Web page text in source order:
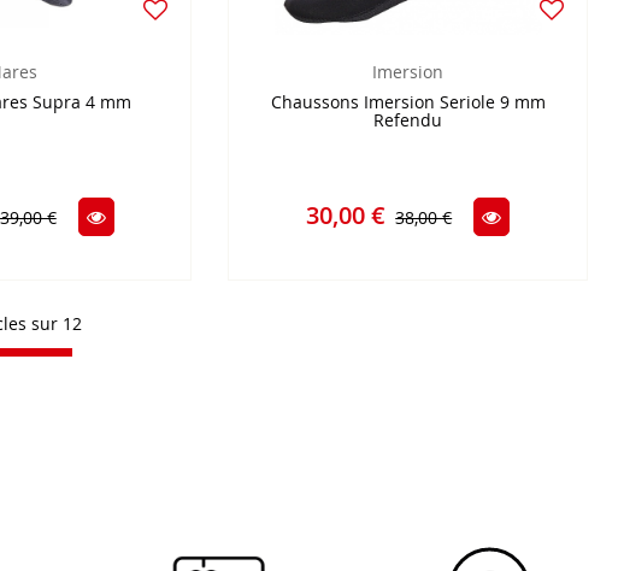
Supra 4 mm
39,00 €
Imersion
Chaussons Imersion Seriole 9 mm
Refendu
30,00 € 38,00 €
sur 12